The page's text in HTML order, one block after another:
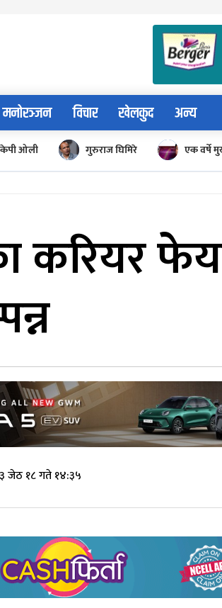
मनोरञ्जन विचार खेलकुद अन्य
केपी ओली गुरुराज घिमिरे एक वर्षे
करियर
जेठ १८ गते १४:३५